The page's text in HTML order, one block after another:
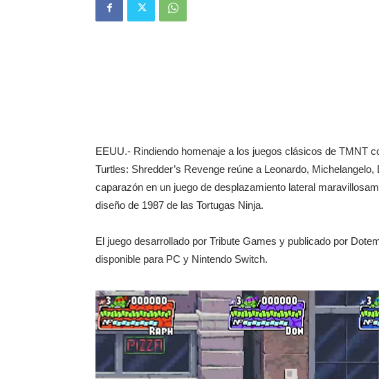
EEUU.- Rindiendo homenaje a los juegos clásicos de TMNT
Turtles: Shredder’s Revenge reúne a Leonardo,
caparazón en un juego de desplazamiento lateral
diseño de 1987 de las Tortugas Ninja.
El juego desarrollado por Tribute Games y publicado por
disponible para PC y Nintendo Switch.